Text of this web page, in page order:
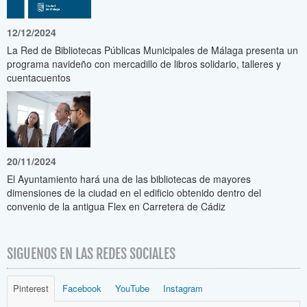
12/12/2024
La Red de Bibliotecas Públicas Municipales de Málaga presenta un
programa navideño con mercadillo de libros solidario, talleres y
cuentacuentos
20/11/2024
El Ayuntamiento hará una de las bibliotecas de mayores
dimensiones de la ciudad en el edificio obtenido dentro del
convenio de la antigua Flex en Carretera de Cádiz
SIGUENOS EN LAS REDES SOCIALES
Pinterest Facebook YouTube Instagram